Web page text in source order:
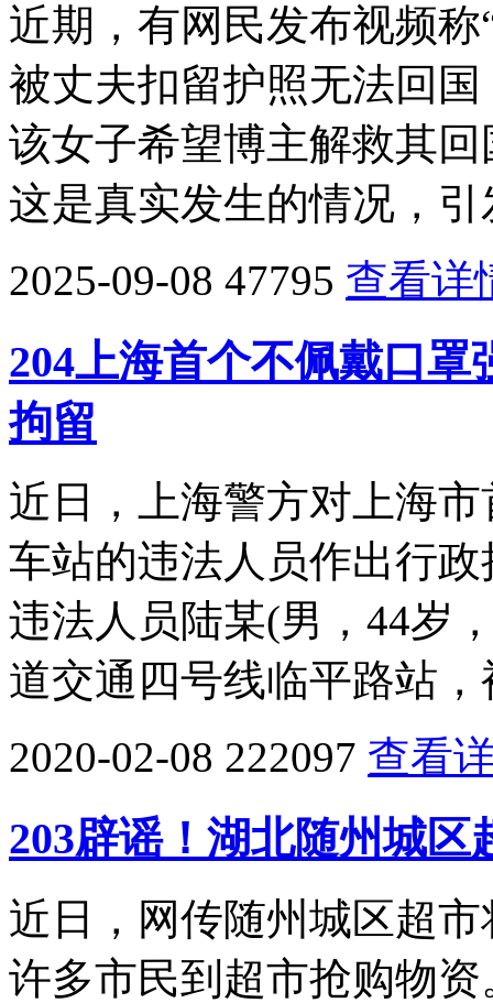
近期，有网民发布视频
被丈夫扣留护照无法回
该女子希望博主解救其
这是真实发生的情况，
2025-09-08 47795 查看详
204上海首个不佩戴口
拘留
近日，上海警方对上海
车站的违法人员作出行
违法人员陆某(男，44岁
道交通四号线临平路站，
2020-02-08 222097 查看
203辟谣！湖北随州城
近日，网传随州城区超
许多市民到超市抢购物